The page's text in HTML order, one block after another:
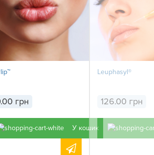
грн
У кошик
Leuphasyl®
126.00 грн